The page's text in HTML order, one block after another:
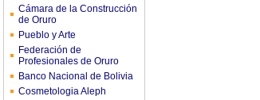
Cámara de la Construcción
de Oruro
Pueblo y Arte
Federación de
Profesionales de Oruro
Banco Nacional de Bolivia
Cosmetologia Aleph